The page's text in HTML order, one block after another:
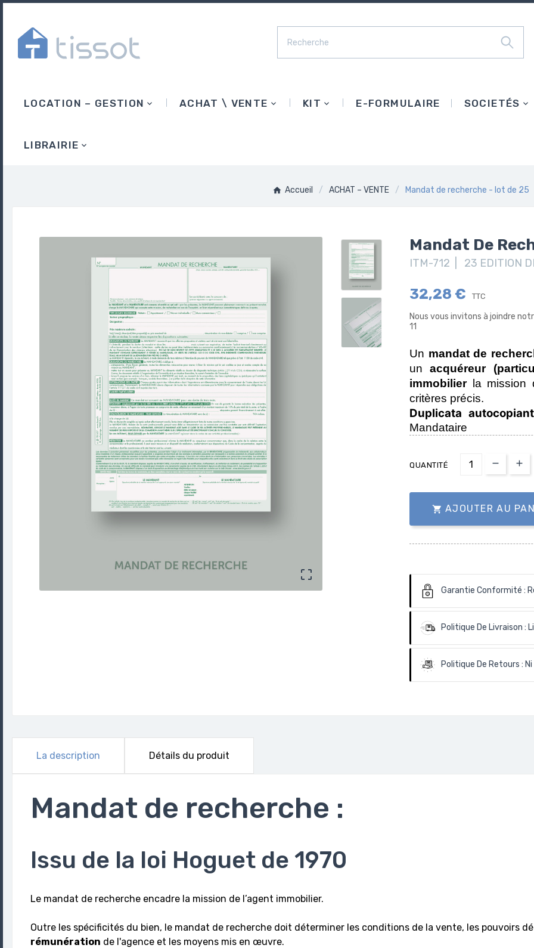
LOCATION – GESTION ACHAT \ VENTE KIT E-FORMULAIRE SOCIETÉS
LIBRAIRIE
Accueil ACHAT – VENTE Mandat de recherche - lot de 25

Mandat De
ITM-712 | 23 EDITION
32,28 € TTC
Nous vous invitons à joindre
11
Un mandat de
unacquéreur
immobilierla mission
critères précis.
Duplicata
Mandataire
QUANTITÉ
 AJOUTER AU
Garantie Conformité :
Politique De Livraison :
Politique De Retours :
La description Détails du produit
Mandat de recherche :
Issu de la loi Hoguet de 1970
Le mandat de recherche encadre la mission de l’agent immobilier.
Outre les spécificités du bien, le mandat de recherche doit déterminer les conditions de la vente, les pouvoirs
rémunération de l'agence et les moyens mis en œuvre.